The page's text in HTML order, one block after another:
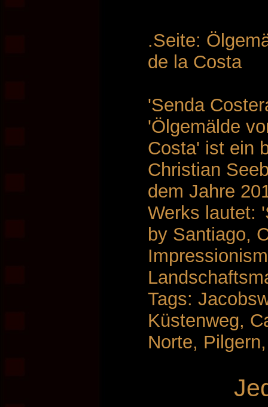
.Seite:
de la Costa
'Senda
'Ölgemälde
Costa' ist ein
Christian
dem Jahre
Werks lautet:
by Santiago,
Tags:
Küstenweg,
Norte,